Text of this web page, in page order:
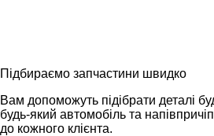
Підбираємо запчастини швидко
Вам допоможуть підібрати деталі
будь-який автомобіль та
до кожного клієнта.